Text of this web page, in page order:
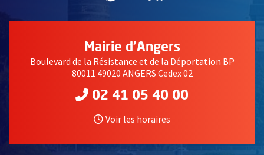
Mairie d'Angers
Boulevard de la Résistance et de la Déportation BP
80011 49020 ANGERS Cedex 02
02 41 05 40 00
Voir les horaires